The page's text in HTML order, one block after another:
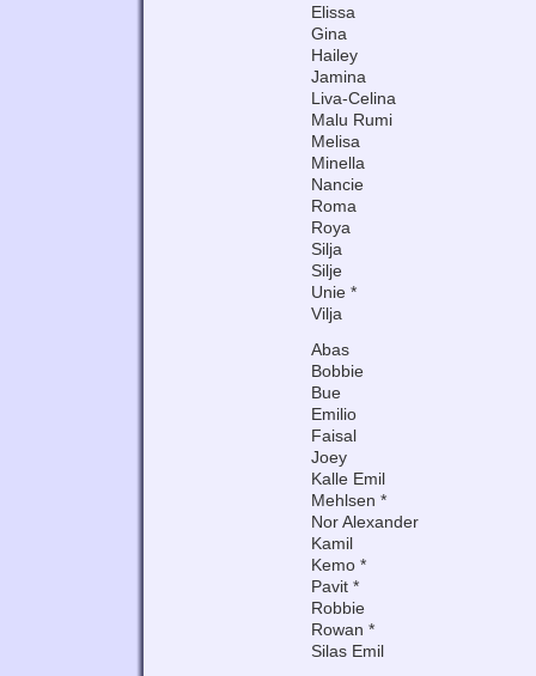
Elissa
Gina
Hailey
Jamina
Liva-Celina
Malu Rumi
Melisa
Minella
Nancie
Roma
Roya
Silja
Silje
Unie *
Vilja
Abas
Bobbie
Bue
Emilio
Faisal
Joey
Kalle Emil
Mehlsen *
Nor Alexander
Kamil
Kemo *
Pavit *
Robbie
Rowan *
Silas Emil